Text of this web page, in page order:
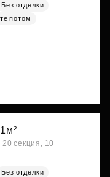
Без отделки
потом
секция, 10
Без отделки